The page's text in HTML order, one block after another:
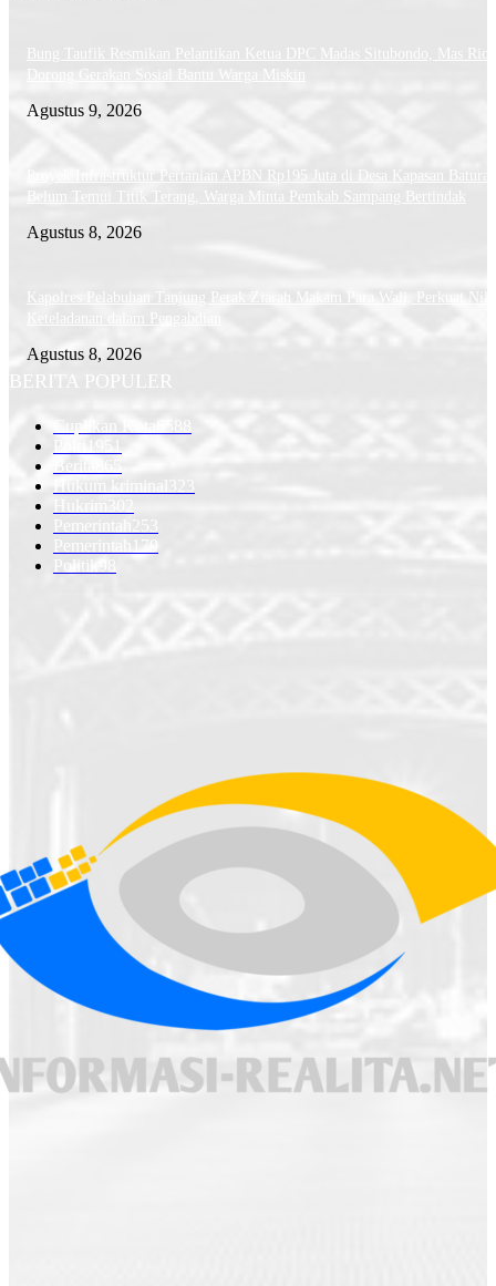
Bung Taufik Resmikan Pelantikan Ketua DPC Madas Situbondo, Mas Rio
Dorong Gerakan Sosial Bantu Warga Miskin
Agustus 9, 2026
Proyek Infrastruktur Pertanian APBN Rp195 Juta di Desa Kapasan
Belum Temui Titik Terang, Warga Minta Pemkab Sampang Bertindak
Agustus 8, 2026
Kapolres Pelabuhan Tanjung Perak Ziarah Makam Para Wali, Perkuat
Keteladanan dalam Pengabdian
Agustus 8, 2026
BERITA POPULER
Cuplikan Kota
6588
1951
Berita
Hukum kriminal
302
Pemerintah
253
Pemerintah 179
Politik
98